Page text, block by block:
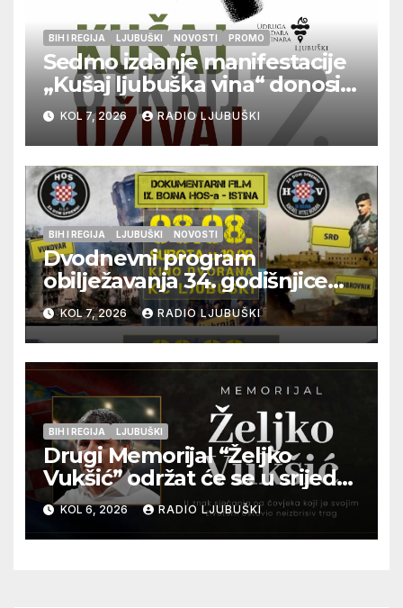
BIH I REGIJA LJUBUŠKI NOVOSTI PROMO
Sedmo izdanje manifestacije
„Kušaj ljubuška vina“ donosi
vrhunska vina, gastronomiju i
glazbu
KOL 7, 2026 RADIO LJUBUŠKI
BIH I REGIJA LJUBUŠKI NOVOSTI
Dvodnevni program
obilježavanja 34. godišnjice
pogibije generala Blaža
Kraljevića i osmorice
pripadnika HOS-a
KOL 7, 2026 RADIO LJUBUŠKI
BIH I REGIJA LJUBUŠKI
Drugi Memorijal “Željko
Vukšić” održat će se u srijedu
12. kolovoza u Otoku
KOL 6, 2026 RADIO LJUBUŠKI